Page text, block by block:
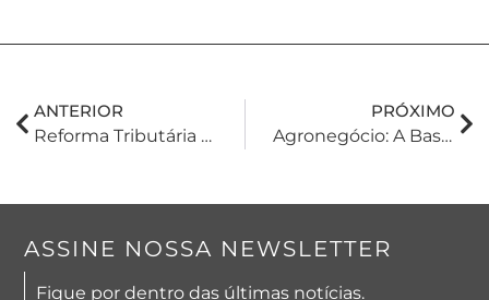
ANTERIOR
Reforma Tributária 2026: O Que Muda Na Tributação Imobiliária Com A LC Nº 214/2025
PRÓXIMO
Agronegócio: A Base Forte Da Economia
ASSINE NOSSA NEWSLETTER
Fique por dentro das últimas notícias.